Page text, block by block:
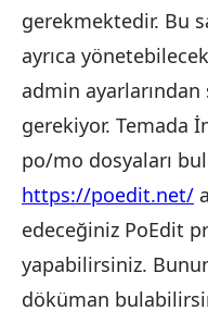
gerekmektedir. Bu
ayrıca
admin
gerekiyor. Temada
po/mo dosyaları
https://poedit.net/
edeceğiniz PoEdit
yapabilirsiniz.
döküman